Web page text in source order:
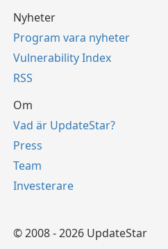
Nyheter
Program vara nyheter
Vulnerability Index
RSS
Om
Vad är UpdateStar?
Press
Team
Investerare
© 2008 - 2026 UpdateStar